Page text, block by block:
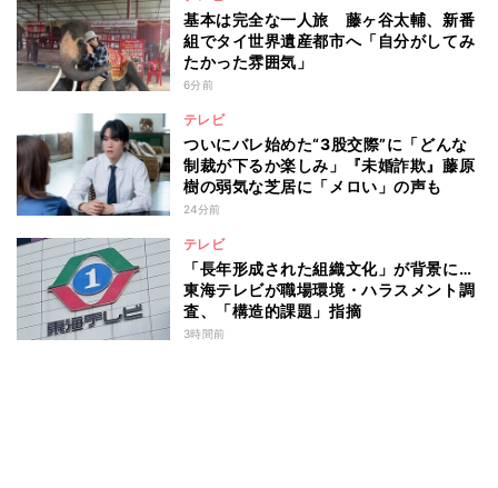
基本は完全な一人旅 藤ヶ谷太輔、新番
組でタイ世界遺産都市へ「自分がしてみ
たかった雰囲気」
6分前
テレビ
ついにバレ始めた“3股交際”に「どんな
制裁が下るか楽しみ」『未婚詐欺』藤原
樹の弱気な芝居に「メロい」の声も
24分前
テレビ
「長年形成された組織文化」が背景に…
東海テレビが職場環境・ハラスメント調
査、「構造的課題」指摘
3時間前